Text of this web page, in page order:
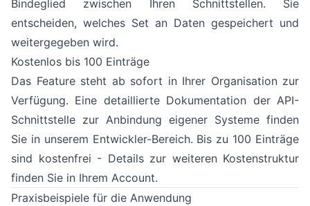
Bindeglied zwischen Ihren Schnittstellen. Sie
entscheiden, welches Set an Daten gespeichert und
weitergegeben wird.
Kostenlos bis 100 Einträge
Das Feature steht ab sofort in Ihrer Organisation zur
Verfügung. Eine detaillierte Dokumentation der API-
Schnittstelle zur Anbindung eigener Systeme finden
Sie in unserem Entwickler-Bereich. Bis zu 100 Einträge
sind kostenfrei - Details zur weiteren Kostenstruktur
finden Sie in Ihrem Account.
Praxisbeispiele für die Anwendung